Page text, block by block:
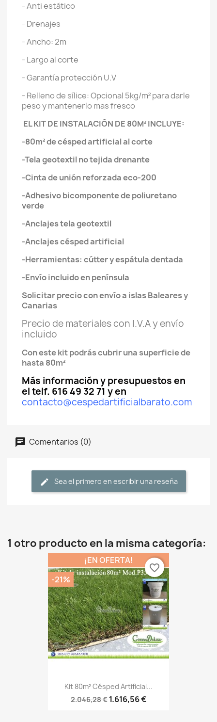
- Anti estático
- Drenajes
- Ancho: 2m
- Largo al corte
- Garantía protección U.V
- Relleno de sílice: Opcional 5kg/m² para darle
peso y mantenerlo mas fresco
EL KIT DE INSTALACIÓN DE 80M²INCLUYE:
-80m² de césped artificial al corte
-Tela geotextil no tejida drenante
-Cinta de unión reforzada eco-200
-Adhesivo bicomponente de poliuretano
verde
-Anclajes tela geotextil
-Anclajes césped artificial
-Herramientas: cútter y espátula dentada
-Envío incluido en península
Solicitar precio con envío a islas Baleares y
Canarias
Precio de materiales con I.V.A y envío
incluido
Con este kit podrás cubrir una superficie de
hasta 80m²
Más información y presupuestos en
el telf. 616 49 32 71 y en
contacto@cespedartificialbarato.com
Comentarios (0)
Sea el primero en escribir una reseña
1 otro producto en la misma categoría:
Kit 80m² Césped Artificial...
2.046,28 € 1.616,56 €
¡EN OFERTA!
-21%
favorite_border